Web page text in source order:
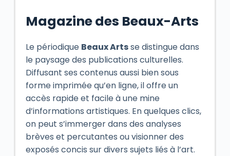
Magazine des Beaux-Arts
Le périodique Beaux Artsse distingue dans
le paysage des publications culturelles.
Diffusant ses contenus aussi bien sous
forme imprimée qu’en ligne, il offre un
accès rapide et facile à une mine
d’informations artistiques. En quelques clics,
on peut s’immerger dans des analyses
brèves et percutantes ou visionner des
exposés concis sur divers sujets liés à l’art.